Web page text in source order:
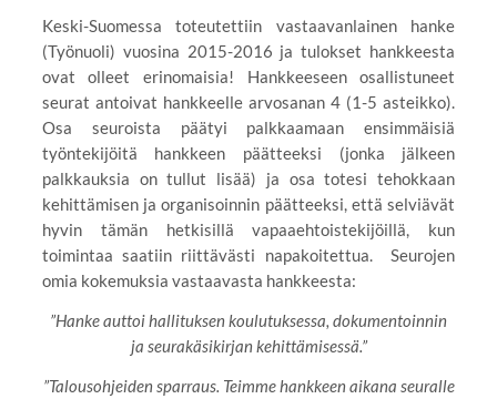
Keski-Suomessa toteutettiin vastaavanlainen hanke
(Työnuoli) vuosina 2015-2016 ja tulokset hankkeesta
ovat olleet erinomaisia! Hankkeeseen osallistuneet
seurat antoivat hankkeelle arvosanan 4 (1-5 asteikko).
Osa seuroista päätyi palkkaamaan ensimmäisiä
työntekijöitä hankkeen päätteeksi (jonka jälkeen
palkkauksia on tullut lisää) ja osa totesi tehokkaan
kehittämisen ja organisoinnin päätteeksi, että selviävät
hyvin tämän hetkisillä vapaaehtoistekijöillä, kun
toimintaa saatiin riittävästi napakoitettua. Seurojen
omia kokemuksia vastaavasta hankkeesta:
”Hanke auttoi hallituksen koulutuksessa, dokumentoinnin
ja seurakäsikirjan kehittämisessä.”
”Talousohjeiden sparraus. Teimme hankkeen aikana seuralle